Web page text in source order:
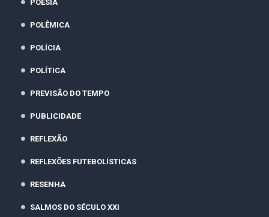
POESIA
POLÊMICA
POLÍCIA
POLÍTICA
PREVISÃO DO TEMPO
PUBLICIDADE
REFLEXÃO
REFLEXÕES FUTEBOLÍSTICAS
RESENHA
SALMOS DO SÉCULO XXI